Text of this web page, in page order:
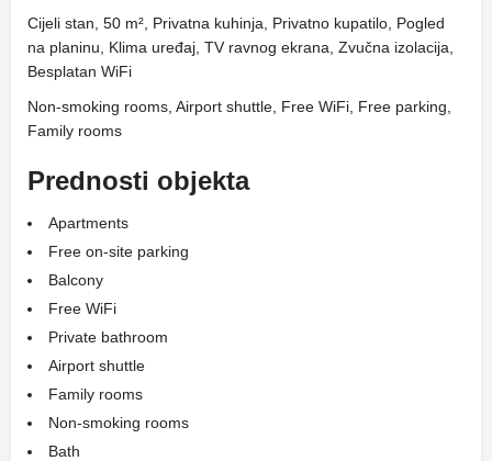
Cijeli stan, 50 m², Privatna kuhinja, Privatno kupatilo, Pogled
na planinu, Klima uređaj, TV ravnog ekrana, Zvučna izolacija,
Besplatan WiFi
Non-smoking rooms, Airport shuttle, Free WiFi, Free parking,
Family rooms
Prednosti objekta
Apartments
Free on-site parking
Balcony
Free WiFi
Private bathroom
Airport shuttle
Family rooms
Non-smoking rooms
Bath